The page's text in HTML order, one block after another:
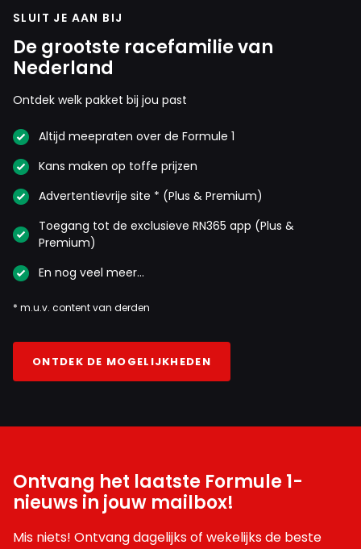
SLUIT JE AAN BIJ
De grootste racefamilie van
Nederland
Ontdek welk pakket bij jou past
Altijd meepraten over de Formule 1
Kans maken op toffe prijzen
Advertentievrije site * (Plus & Premium)
Toegang tot de exclusieve RN365 app (Plus &
Premium)
En nog veel meer…
* m.u.v. content van derden
ONTDEK DE MOGELIJKHEDEN
Ontvang het laatste Formule 1-
nieuws in jouw mailbox!
Mis niets! Ontvang dagelijks of wekelijks de beste